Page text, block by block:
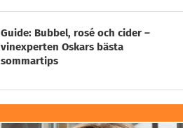
Guide: Bubbel, rosé och cider –
vinexperten Oskars bästa
sommartips